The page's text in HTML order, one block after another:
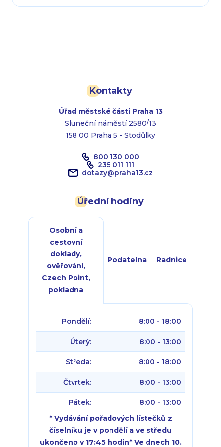
Kontakty
Úřad městské části Praha 13
Sluneční náměstí 2580/13
158 00 Praha 5 - Stodůlky
800 130 000
235 011 111
dotazy@praha13.cz
Úřední hodiny
Osobní a
cestovní
doklady,
ověřování,
Czech Point,
pokladna
Podatelna Radnice
Pondělí: 8:00 - 18:00
Úterý: 8:00 - 13:00
Středa: 8:00 - 18:00
Čtvrtek: 8:00 - 13:00
Pátek:
8:00 - 13:00
* Vydávání pořadových lístečků z
číselníku je v pondělí a ve středu
ukončeno v 17:45 hodin* Ve dnech 10.